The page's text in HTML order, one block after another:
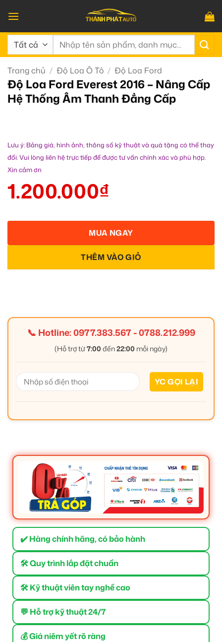
qua
nội
dung
Tìm
Trang chủ / Độ Loa Ô Tô / Độ Loa Ford
Độ Loa Ford Everest 2016 – Nâng Cấp
Hệ Thống Âm Thanh Đẳng Cấp
Lưu ý: Bảng giá, hình ảnh, thông số kỹ thuật và quà tặng có thể thay
đổi. Vui lòng liên hệ trực tiếp để được tư vấn chính xác và phù hợp.
Xin cảm ơn
1.200.000₫
THÊM VÀO GIỎ
MUA NGAY
📞 Hotline:0977.383.567-0788.212.999
(Hỗ trợ từ7:00 đến22:00 mỗi ngày)
✔️ Hàng chính hãng, có bảo hành
🛠 Quy trình lắp đặt chuẩn
🛠 Kỹ thuật viên tay nghề cao
💬 Hỗ trợ kỹ thuật 24/7
💰 Giá niêm yết rõ ràng